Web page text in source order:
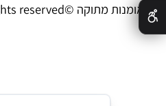
שי לפורים